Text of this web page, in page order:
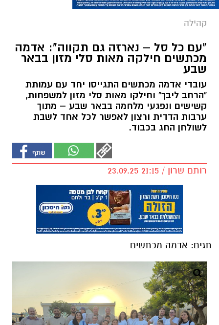
קהילה
"עם כל סל – נארזה גם תקווה": אדמה
מכתשים חילקה מאות סלי מזון בבאר
שבע
עובדי אדמה מכתשים התגייסו יחד עם עמותת
"הרחב ליבך" וחילקו מאות סלי מזון למשפחות,
קשישים ונפגעי מלחמה בבאר שבע – מתוך
ערבות הדדית ורצון לאפשר לכל אחד לשבת
לשולחן החג בכבוד.
רותם שרון / 21:15 23.09.25
תגים: אדמה מכתשים